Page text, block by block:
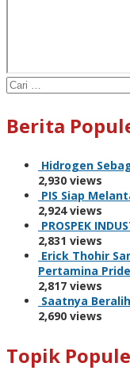
Cari
untuk:
Berita
Hidrogen
2,930 views
PIS Siap
2,924 views
PROSPEK
2,831 views
Erick Thohir
Pertamina Pride
2,817 views
Saatnya
2,690 views
Topik